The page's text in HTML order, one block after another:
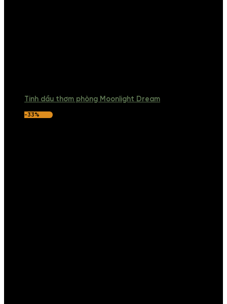
Tinh dầu thơm phòng Moonlight Dream
-33%